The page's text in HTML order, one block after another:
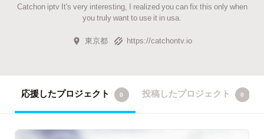
Catchon iptv It's very interesting, I realized you can fix this only when
you truly want to use it in usa.
東京都 https://catchontv.io
応援したプロジェクト 0 投稿したプロジェクト 0